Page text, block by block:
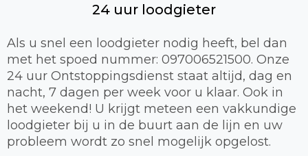
24 uur loodgieter
Als u snel een loodgieter nodig heeft, bel dan
met het spoed nummer: 097006521500. Onze
24 uur Ontstoppingsdienst staat altijd, dag en
nacht, 7 dagen per week voor u klaar. Ook in
het weekend! U krijgt meteen een vakkundige
loodgieter bij u in de buurt aan de lijn en uw
probleem wordt zo snel mogelijk opgelost.